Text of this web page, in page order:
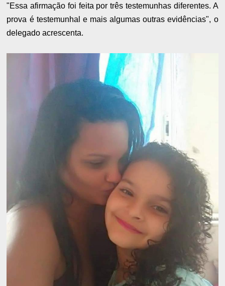
"Essa afirmação foi feita por três testemunhas diferentes. A
prova é testemunhal e mais algumas outras evidências", o
delegado acrescenta.